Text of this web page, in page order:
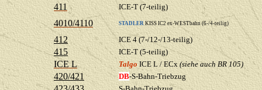
411 ICE-T (7-teilig)
4010/4110 STADLER KISS IC2 ex-WESTbahn (6-/4-teilig)
412 ICE 4 (7-/12-/13-teilig)
415 ICE-T (5-teilig)
ICE L TalgoICE L / ECx (siehe auch BR 105)
420/421 DB-S-Bahn-Triebzug